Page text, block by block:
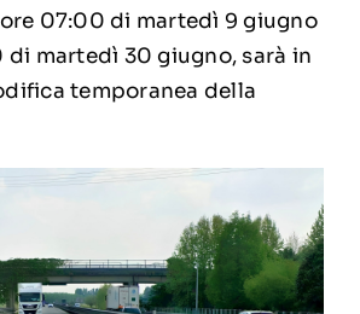
07:00 di martedì 9 giugno
martedì 30 giugno, sarà in
temporanea della